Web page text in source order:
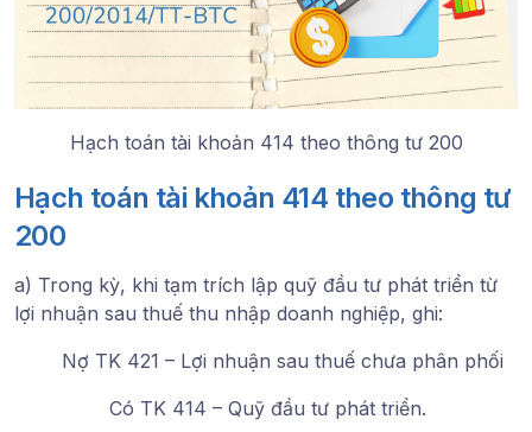
Hạch toán tài khoản 414 theo thông tư 200
Hạch toán tài khoản 414 theo thông tư
200
a) Trong kỳ, khi tạm trích lập quỹ đầu tư phát triển từ
lợi nhuận sau thuế thu nhập doanh nghiệp, ghi:
Nợ TK 421 – Lợi nhuận sau thuế chưa phân phối
Có TK 414 – Quỹ đầu tư phát triển.